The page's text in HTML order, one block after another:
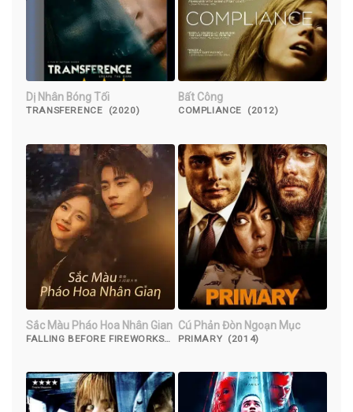
Dị Nhân Bóng Tối
TRANSFERENCE (2020)
Bất Công
COMPLIANCE (2012)
Sắc Màu Pháo Hoa Nhân Gian
FALLING BEFORE FIREWORKS
Cú Phản Đòn Ngoạn Mục
PRIMARY (2014)